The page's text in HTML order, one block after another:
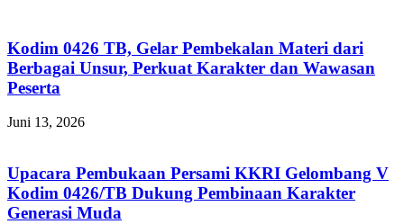
Kodim 0426 TB, Gelar Pembekalan Materi dari
Berbagai Unsur, Perkuat Karakter dan Wawasan
Peserta
Juni 13, 2026
Upacara Pembukaan Persami KKRI Gelombang V
Kodim 0426/TB Dukung Pembinaan Karakter
Generasi Muda